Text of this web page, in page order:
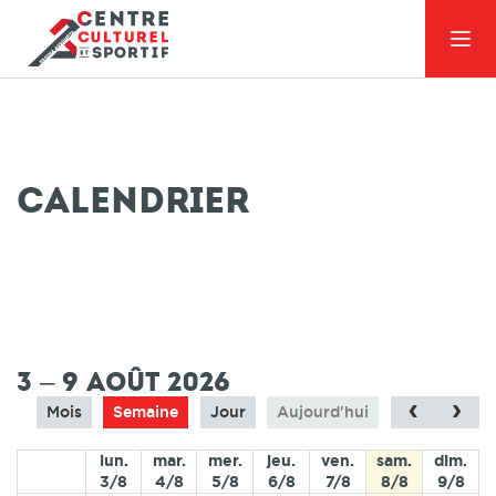
Calendrier
3 – 9 août 2026
Mois Semaine Jour Aujourd'hui
lun.
3/8
mar.
4/8
mer.
5/8
jeu.
6/8
ven.
7/8
sam.
8/8
dim.
9/8
03